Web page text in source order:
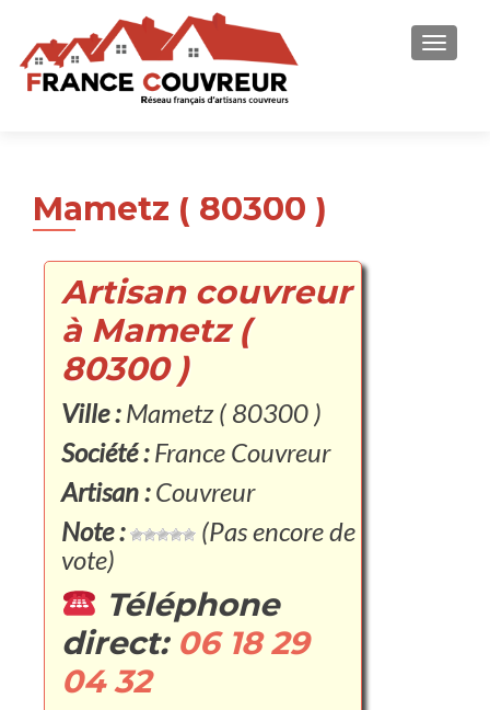
Mametz ( 80300 )
Artisan couvreur
à Mametz (
80300 )
Ville :Mametz ( 80300 )
Société :France Couvreur
Artisan :Couvreur
Note :
(Pas encore de
vote)
Téléphone
direct: 06 18 29
04 32